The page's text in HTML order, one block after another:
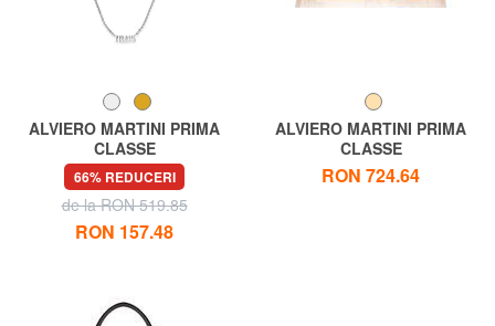
ALVIERO MARTINI PRIMA
CLASSE
MONTENAPO Colier din
argint cu logo
66% REDUCERI
de la RON 519.85
RON 157.48
ALVIERO MARTINI PRIMA
CLASSE
Portofel ALVIERO MARTINI 1
^ CLASSE GEO CLASSIC, cu
RON 724.64